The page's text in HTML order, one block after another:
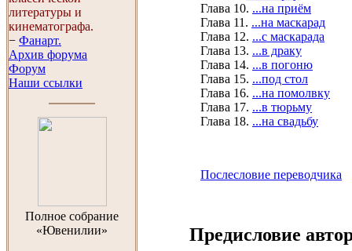
литературы и
кинематографа.
− Фанарт.
Архив форума
Форум
Наши ссылки
Полноe собраниe
«Ювенилии»
Глава 10. ...на приём
Глава 11. ...на маскарад
Глава 12. ...с маскарада
Глава 13. ...в драку
Глава 14. ...в погоню
Глава 15. ...под стол
Глава 16. ...на помолвку
Глава 17. ...в тюрьму
Глава 18. ...на свадьбу
Послесловие переводчика
Предисловие